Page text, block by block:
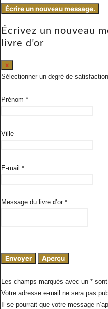
Écrivez un nouveau
livre d’or
x
ce
formulaire.
Sélectionner un degré de satisfaction
Prénom *
Ville
E-mail *
Message du livre d’or *
Les champs marqués avec un *
Votre adresse e-mail ne sera pas
Il se pourrait que votre message